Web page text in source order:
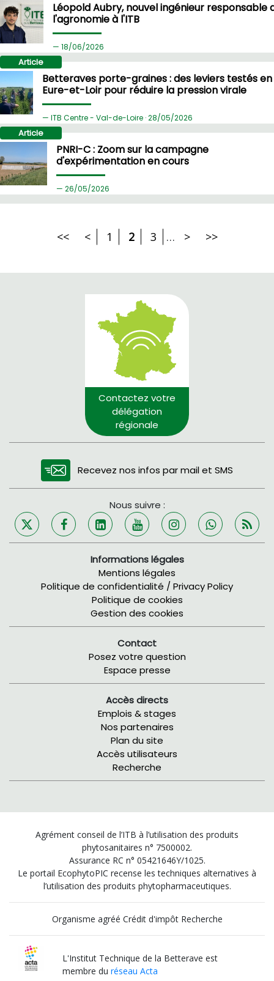
Léopold Aubry, nouvel ingénieur responsable
l'agronomie à l'ITB
18/06/2026
Article
Betteraves porte-graines : des leviers testés en
Eure-et-Loir pour réduire la pression virale
ITB Centre - Val-de-Loire ·28/05/2026
Article
PNRI-C : Zoom sur la campagne
d'expérimentation en cours
26/05/2026
<< < 1 2 3 … > >>
Contactez votre
délégation
régionale
Recevez nos infos par mail et SMS
Nous suivre :
Informations légales
Mentions légales
Politique de confidentialité / Privacy Policy
Politique de cookies
Gestion des cookies
Contact
Posez votre question
Espace presse
Accès directs
Emplois & stages
Nos partenaires
Plan du site
Accès utilisateurs
Recherche
Agrément conseil de l’ITB à l’utilisation des produits
phytosanitaires n° 7500002.
Assurance RC n° 05421646Y/1025.
Le portail EcophytoPIC recense les techniques alternatives à
l’utilisation des produits phytopharmaceutiques.
Organisme agréé Crédit d'impôt Recherche
L'Institut Technique de la Betterave est
membre duréseau Acta